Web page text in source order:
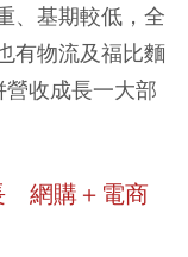
、基期較低，全
有物流及福比麵
收成長一大部
網購＋電商